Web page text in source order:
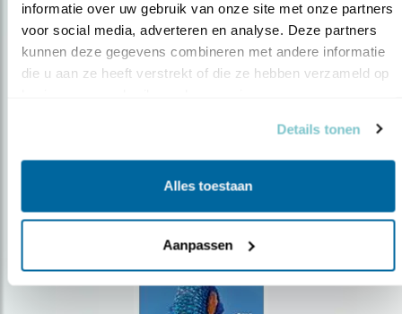
informatie over uw gebruik van onze site met onze partners
voor social media, adverteren en analyse. Deze partners
kunnen deze gegevens combineren met andere informatie
die u aan ze heeft verstrekt of die ze hebben verzameld op
Details tonen
Alles toestaan
Aanpassen
Meld je aan en ontvang nieuws, inspiratie, acties en tips
AANMELDEN VOGELNIEUWS